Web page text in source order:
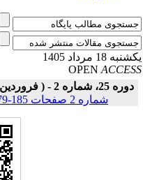
18 مرداد 1405
OPEN
دوره 25، شماره 2 - ( فروردین ـ اردیبهشت 1405 )
شماره 2 صفحات 185-179